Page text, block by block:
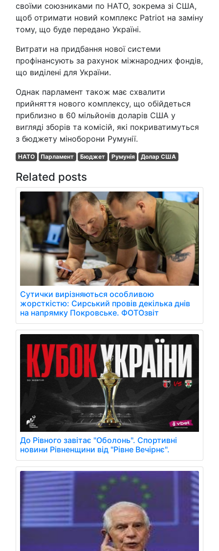
своїми союзниками по НАТО, зокрема зі США,
щоб отримати новий комплекс Patriot на заміну
тому, що буде передано Україні.
Витрати на придбання нової системи
профінансують за рахунок міжнародних фондів,
що виділені для України.
Однак парламент також має схвалити
прийняття нового комплексу, що обійдеться
приблизно в 60 мільйонів доларів США у
вигляді зборів та комісій, які покриватимуться
з бюджету міноборони Румунії.
НАТО Парламент Бюджет Румунія Долар США
Related posts
Сутички вирізняються особливою
жорсткістю: Сирський провів декілька днів
на напрямку Покровське. ФОТОзвіт
До Рівного завітає "Оболонь". Спортивні
новини Рівненщини від "Рівне Вечірнє".